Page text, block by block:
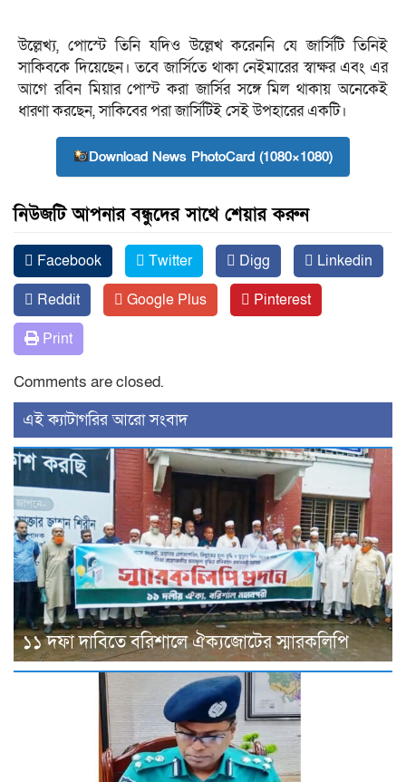
উল্লেখ্য, পোস্টে তিনি যদিও উল্লেখ করেননি যে জার্সিটি তিনিই
সাকিবকে দিয়েছেন। তবে জার্সিতে থাকা নেইমারের স্বাক্ষর এবং এর
আগে রবিন মিয়ার পোস্ট করা জার্সির সঙ্গে মিল থাকায় অনেকেই
ধারণা করছেন, সাকিবের পরা জার্সিটিই সেই উপহারের একটি।
Download News PhotoCard (1080×1080)
নিউজটি আপনার বন্ধুদের সাথে শেয়ার করুন
Facebook Twitter Digg
Linkedin
Reddit
Google Plus
Pinterest
Print
Comments are closed.
‍এই ক্যাটাগরির ‍আরো সংবাদ
১১ দফা দাবিতে বরিশালে ঐক্যজোটের স্মারকলিপি